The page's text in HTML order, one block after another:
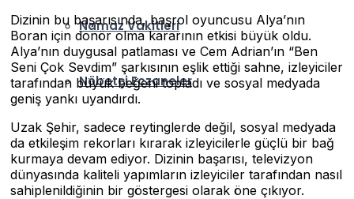
Namaz Vakitleri
Nöbetçi Eczaneler
Dizinin bu başarısında, başrol oyuncusu Alya’nın
Boran için donör olma kararının etkisi büyük oldu.
Alya’nın duygusal patlaması ve Cem Adrian’ın “Ben
Seni Çok Sevdim” şarkısının eşlik ettiği sahne, izleyiciler
tarafından büyük beğeni topladı ve sosyal medyada
geniş yankı uyandırdı.
Uzak Şehir, sadece reytinglerde değil, sosyal medyada
da etkileşim rekorları kırarak izleyicilerle güçlü bir bağ
kurmaya devam ediyor. Dizinin başarısı, televizyon
dünyasında kaliteli yapımların izleyiciler tarafından nasıl
sahiplenildiğinin bir göstergesi olarak öne çıkıyor.